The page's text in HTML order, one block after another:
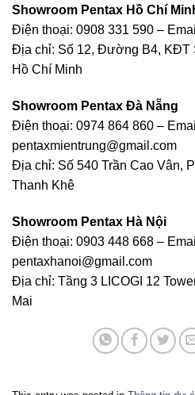
Showroom Pentax Hồ Chí
Điện thoại: 0908 331 590 –
Địa chỉ: Số 12, Đường B4, KĐT
Hồ Chí Minh
Showroom Pentax Đà Nẵng
Điện thoại: 0974 864 860 –
pentaxmientrung@gmail.com
Địa chỉ: Số 540 Trần Cao Vân,
Thanh Khê
Showroom Pentax Hà Nội
Điện thoại: 0903 448 668 –
pentaxhanoi@gmail.com
Địa chỉ: Tầng 3 LICOGI 12
Mai